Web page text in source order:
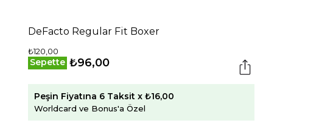
DeFacto Regular Fit Boxer
₺120,00
Sepette ₺96,00
Peşin Fiyatına 6 Taksit x ₺16,00
Worldcard ve Bonus'a Özel